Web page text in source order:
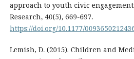
approach to youth civic
Research, 40(5), 669-697.
https://doi.org/10.1177/
Lemish, D. (2015). Children and